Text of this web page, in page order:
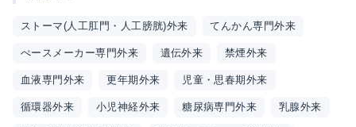
ストーマ(人工肛門・人工膀胱)外来 てんかん専門外来
ぺースメーカー専門外来 遺伝外来 禁煙外来
血液専門外来 更年期外来 児童・思春期外来
循環器外来 小児神経外来 糖尿病専門外来 乳腺外来